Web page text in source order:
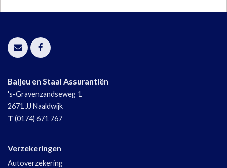
Baljeu en Staal Assurantiën
's-Gravenzandseweg 1
2671 JJ Naaldwijk
T (0174) 671 767
Verzekeringen
Autoverzekering